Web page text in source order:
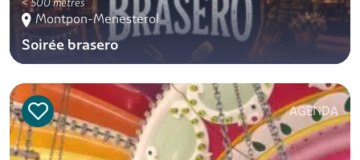
Montpon-Menesterol
Soirée brasero
AGENDA